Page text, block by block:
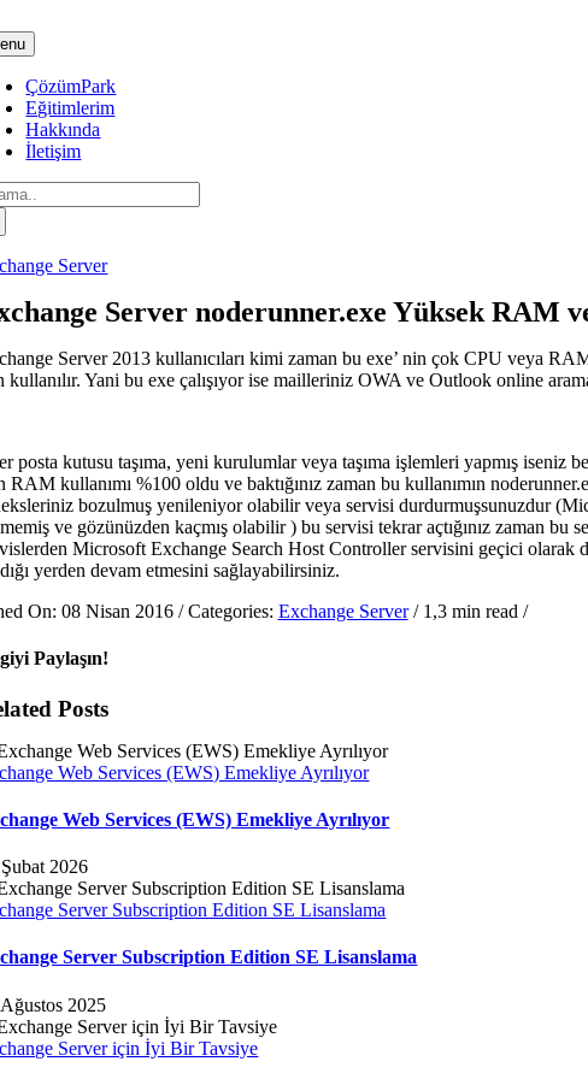
to
content
ÇözümPark
Eğitimlerim
Hakkında
İletişim
Server
Server noderunner.exe Yüksek RAM
Server 2013 kullanıcıları kimi zaman bu exe’ nin çok CPU veya
kullanılır. Yani bu exe çalışıyor ise mailleriniz OWA ve Outlook online
posta kutusu taşıma, yeni kurulumlar veya taşıma işlemleri yapmış
RAM kullanımı %100 oldu ve baktığınız zaman bu kullanımın
bozulmuş yenileniyor olabilir veya servisi durdurmuşsunuzdur
ve gözünüzden kaçmış olabilir ) bu servisi tekrar açtığınız zaman
Microsoft Exchange Search Host Controller servisini geçici olarak
yerden devam etmesini sağlayabilirsiniz.
On: 08 Nisan 2016/Categories: Exchange Server/ 1,3 min read /
Paylaşın!
Posts
Web Services (EWS) Emekliye Ayrılıyor
Web Services (EWS) Emekliye Ayrılıyor
2026
Server Subscription Edition SE Lisanslama
Server Subscription Edition SE Lisanslama
2025
Server için İyi Bir Tavsiye